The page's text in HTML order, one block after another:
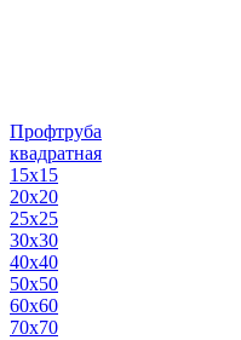
Профтруба
квадратная
15х15
20х20
25х25
30х30
40х40
50х50
60х60
70х70